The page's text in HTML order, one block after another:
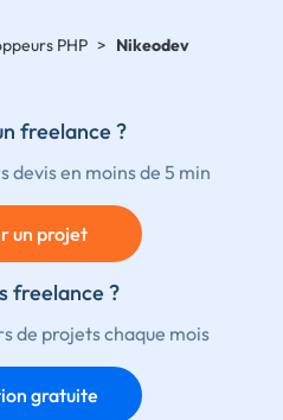
PHP > Nikeodev
freelance ?
devis en moins de 5 min
un projet
freelance ?
de projets chaque mois
gratuite